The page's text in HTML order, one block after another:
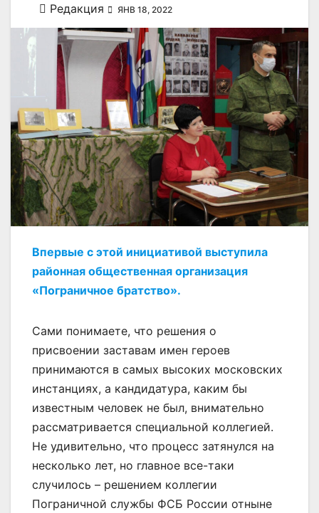
Редакция ЯНВ 18, 2022
Впервые с этой инициативой выступила
районная общественная организация
«Пограничное братство».
Сами понимаете, что решения о
присвоении заставам имен героев
принимаются в самых высоких московских
инстанциях, а кандидатура, каким бы
известным человек не был, внимательно
рассматривается специальной коллегией.
Не удивительно, что процесс затянулся на
несколько лет, но главное все-таки
случилось – решением коллегии
Пограничной службы ФСБ России отныне